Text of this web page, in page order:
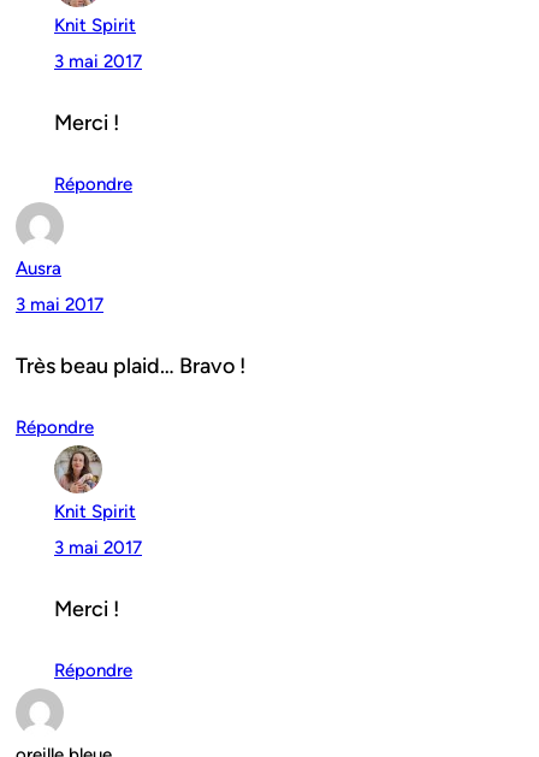
Knit Spirit
3 mai 2017
Merci !
Répondre
Ausra
3 mai 2017
Très beau plaid… Bravo !
Répondre
Knit Spirit
3 mai 2017
Merci !
Répondre